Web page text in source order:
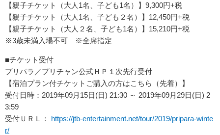
【親子チケット（大人1名、子ども1名）】9,300円+税
【親子チケット（大人1名、子ども２名）】12,450円+税
【親子チケット（大人２名、子ども1名）】15,210円+税
※3歳未満入場不可 ※全席指定
■チケット受付
プリパラ／プリチャン公式ＨＰ１次先行受付
【宿泊プラン付チケットご購入の方はこちら（先着）】
受付日時：2019年09月15日(日) 21:30 ～ 2019年09月29日(日) 2
3:59
受付ＵＲＬ： https://jtb-entertainment.net/tour/2019/pripara-winte
r/